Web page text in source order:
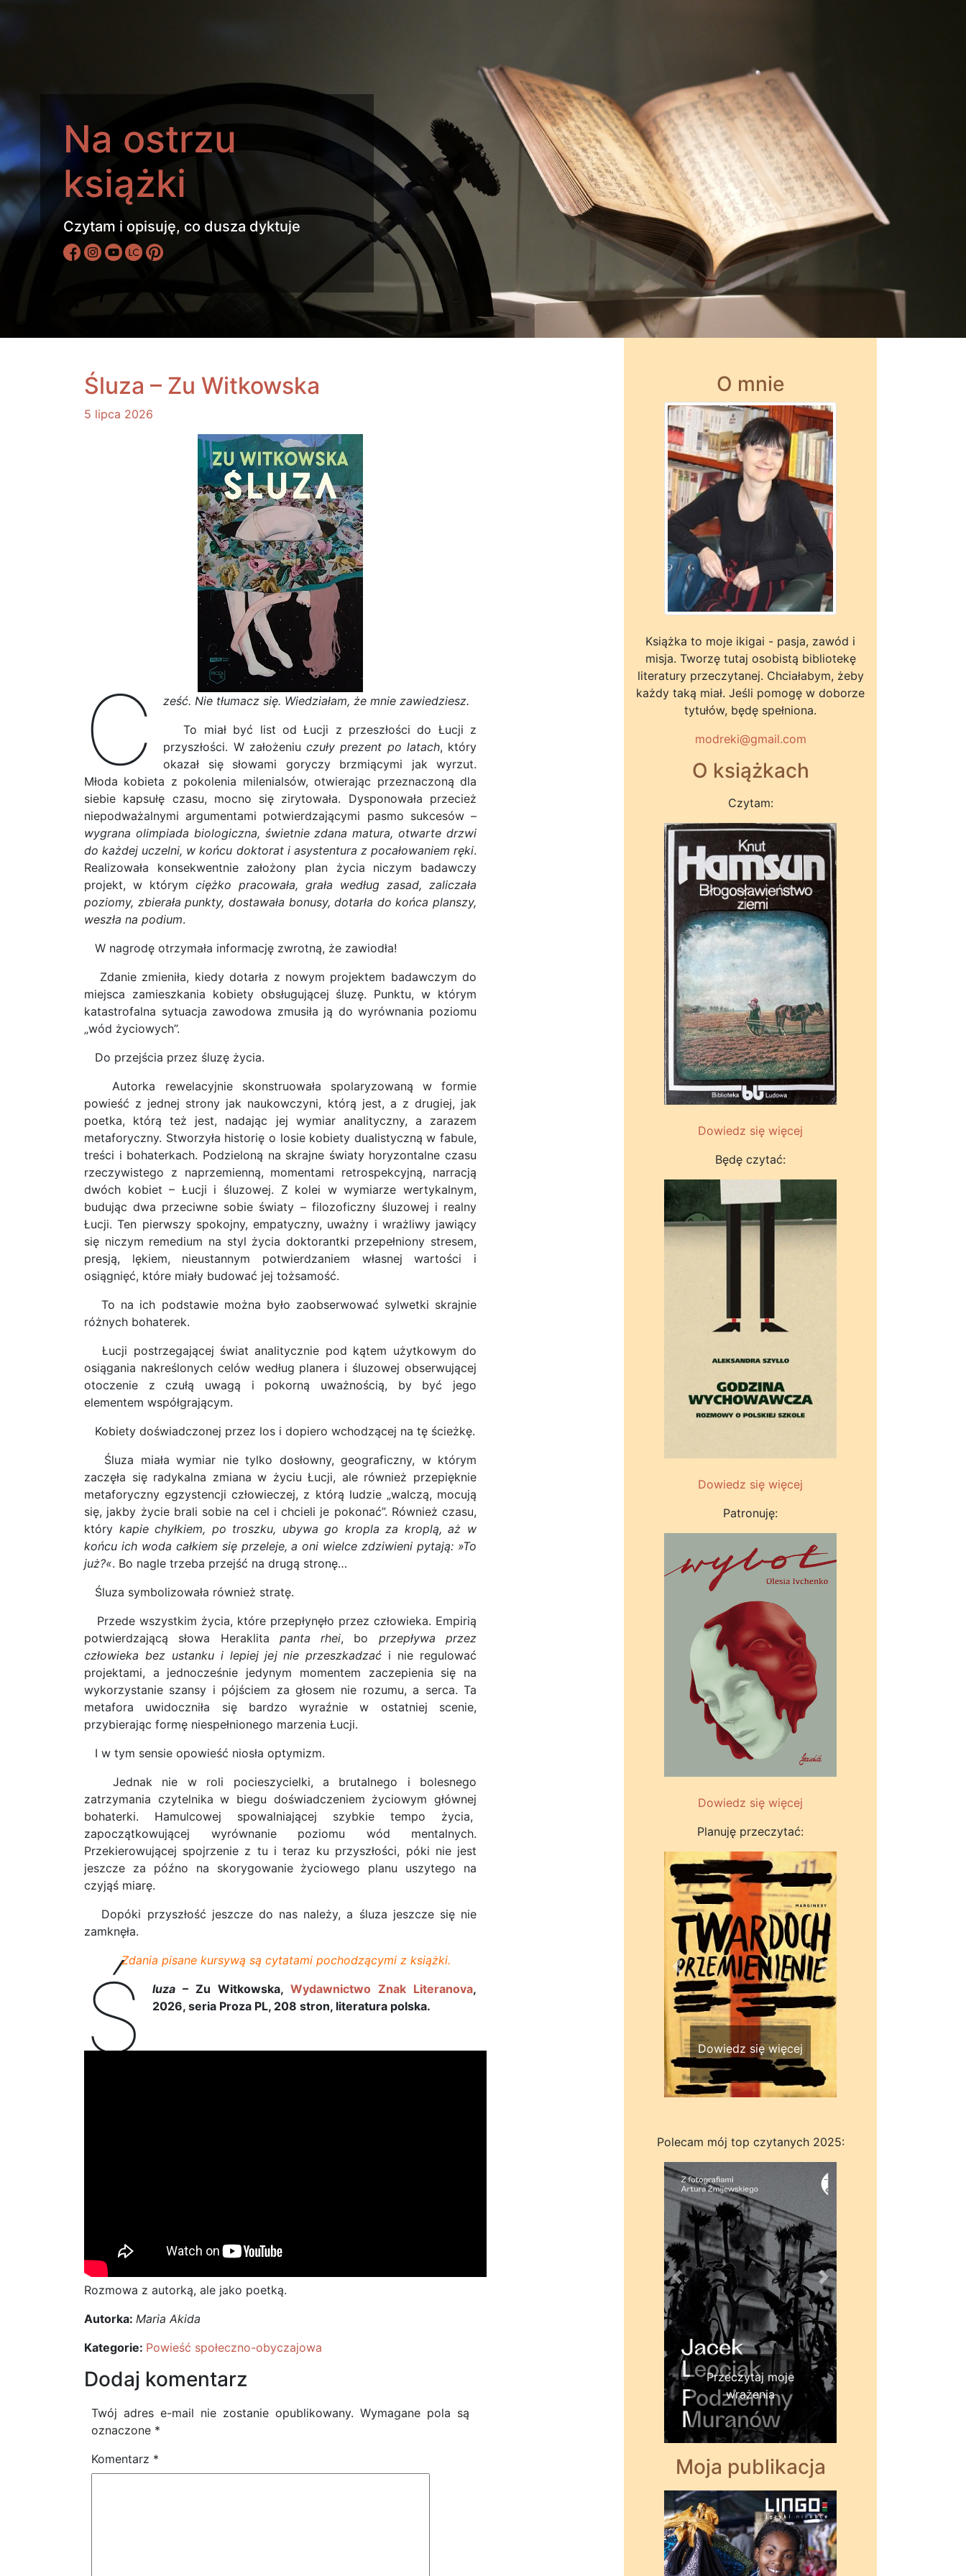
Na ostrzu
książki
Czytam i opisuję, co dusza dyktuje
Śluza – Zu Witkowska
5 lipca 2026
C
ześć. Nie tłumacz się. Wiedziałam, że mnie zawiedziesz.
To miał być list od Łucji z przeszłości do Łucji z
przyszłości. W założeniuczuły prezent po latach, który
okazał się słowami goryczy brzmiącymi jak wyrzut.
Młoda kobieta z pokolenia milenialsów, otwierając przeznaczoną dla
siebie kapsułę czasu, mocno się zirytowała. Dysponowała przecież
niepodważalnymi argumentami potwierdzającymi pasmo sukcesów –
wygrana olimpiada biologiczna, świetnie zdana matura, otwarte drzwi
do każdej uczelni, w końcu doktorat i asystentura z pocałowaniem ręki.
Realizowała konsekwentnie założony plan życia niczym badawczy
projekt, w którym ciężko pracowała, grała według zasad, zaliczała
poziomy, zbierała punkty, dostawała bonusy, dotarła do końca planszy,
weszła na podium.
W nagrodę otrzymała informację zwrotną, że zawiodła!
Zdanie zmieniła, kiedy dotarła z nowym projektem badawczym do
miejsca zamieszkania kobiety obsługującej śluzę. Punktu, w którym
katastrofalna sytuacja zawodowa zmusiła ją do wyrównania poziomu
„wód życiowych”.
Do przejścia przez śluzę życia.
Autorka rewelacyjnie skonstruowała spolaryzowaną w formie
powieść z jednej strony jak naukowczyni, którą jest, a z drugiej, jak
poetka, którą też jest, nadając jej wymiar analityczny, a zarazem
metaforyczny. Stworzyła historię o losie kobiety dualistyczną w fabule,
treści i bohaterkach. Podzieloną na skrajne światy horyzontalne czasu
rzeczywistego z naprzemienną, momentami retrospekcyjną, narracją
dwóch kobiet – Łucji i śluzowej. Z kolei w wymiarze wertykalnym,
budując dwa przeciwne sobie światy – filozoficzny śluzowej i realny
Łucji. Ten pierwszy spokojny, empatyczny, uważny i wrażliwy jawiący
się niczym remedium na styl życia doktorantki przepełniony stresem,
presją, lękiem, nieustannym potwierdzaniem własnej wartości i
osiągnięć, które miały budować jej tożsamość.
To na ich podstawie można było zaobserwować sylwetki skrajnie
różnych bohaterek.
Łucji postrzegającej świat analitycznie pod kątem użytkowym do
osiągania nakreślonych celów według planera i śluzowej obserwującej
otoczenie z czułą uwagą i pokorną uważnością, by być jego
elementem współgrającym.
Kobiety doświadczonej przez los i dopiero wchodzącej na tę ścieżkę.
Śluza miała wymiar nie tylko dosłowny, geograficzny, w którym
zaczęła się radykalna zmiana w życiu Łucji, ale również przepięknie
metaforyczny egzystencji człowieczej, z którą ludzie „walczą, mocują
się, jakby życie brali sobie na cel i chcieli je pokonać”. Również czasu,
który kapie chyłkiem, po troszku, ubywa go kropla za kroplą, aż w
końcu ich woda całkiem się przeleje, a oni wielce zdziwieni pytają: »To
już?«. Bo nagle trzeba przejść na drugą stronę…
Śluza symbolizowała również stratę.
Przede wszystkim życia, które przepłynęło przez człowieka. Empirią
potwierdzającą słowa Heraklita panta rhei, bo przepływa przez
człowieka bez ustanku i lepiej jej nie przeszkadzać i nie regulować
projektami, a jednocześnie jedynym momentem zaczepienia się na
wykorzystanie szansy i pójściem za głosem nie rozumu, a serca. Ta
metafora uwidoczniła się bardzo wyraźnie w ostatniej scenie,
przybierając formę niespełnionego marzenia Łucji.
I w tym sensie opowieść niosła optymizm.
Jednak nie w roli pocieszycielki, a brutalnego i bolesnego
zatrzymania czytelnika w biegu doświadczeniem życiowym głównej
bohaterki. Hamulcowej spowalniającej szybkie tempo życia,
zapoczątkowującej wyrównanie poziomu wód mentalnych.
Przekierowującej spojrzenie z tu i teraz ku przyszłości, póki nie jest
jeszcze za późno na skorygowanie życiowego planu uszytego na
czyjąś miarę.
Dopóki przyszłość jeszcze do nas należy, a śluza jeszcze się nie
zamknęła.
Zdania pisane kursywą są cytatami pochodzącymi z książki.
Ś luza – Zu Witkowska,Wydawnictwo Znak Literanova,
2026, seria Proza PL, 208 stron, literatura polska.
Rozmowa z autorką, ale jako poetką.
Autorka: Maria Akida
Kategorie: Powieść społeczno-obyczajowa
Dodaj komentarz
Twój adres e-mail nie zostanie opublikowany. Wymagane pola są
oznaczone *
Komentarz *
O mnie
Książka to moje ikigai - pasja, zawód i
misja. Tworzę tutaj osobistą bibliotekę
literatury przeczytanej. Chciałabym, żeby
każdy taką miał. Jeśli pomogę w doborze
tytułów, będę spełniona.
modreki@gmail.com
O książkach
Czytam:
Dowiedz się więcej
Będę czytać:
Dowiedz się więcej
Patronuję:
Dowiedz się więcej
Planuję przeczytać:
Dowiedz się więcej
Wstecz Dalej
Polecam mój top czytanych 2025:
Przeczytaj moje
wrażenia
Wstecz Dalej
Moja publikacja